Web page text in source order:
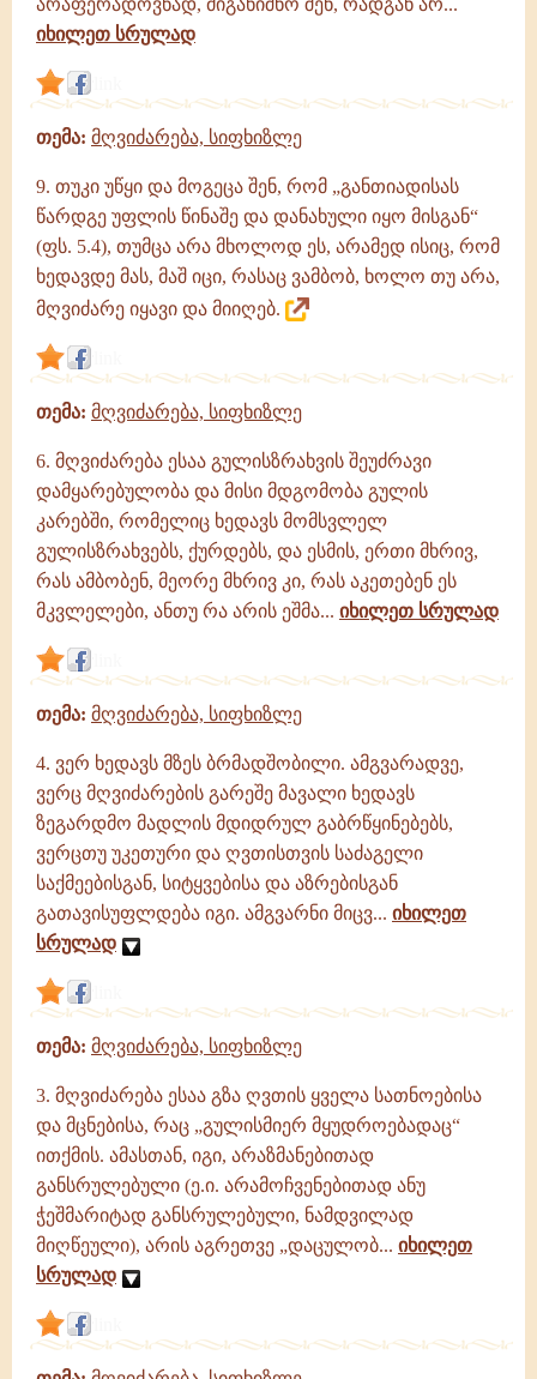
არაფერადოვნად, მიგანიშნო შენ, რადგან არ...
იხილეთ სრულად
თემა: მღვიძარება, სიფხიზლე
9. თუკი უწყი და მოგეცა შენ, რომ „განთიადისას
წარდგე უფლის წინაშე და დანახული იყო მისგან“
(ფს. 5.4), თუმცა არა მხოლოდ ეს, არამედ ისიც, რომ
ხედავდე მას, მაშ იცი, რასაც ვამბობ, ხოლო თუ არა,
მღვიძარე იყავი და მიიღებ.
თემა: მღვიძარება, სიფხიზლე
6. მღვიძარება ესაა გულისზრახვის შეუძრავი
დამყარებულობა და მისი მდგომობა გულის
კარებში, რომელიც ხედავს მომსვლელ
გულისზრახვებს, ქურდებს, და ესმის, ერთი მხრივ,
რას ამბობენ, მეორე მხრივ კი, რას აკეთებენ ეს
მკვლელები, ანთუ რა არის ეშმა... იხილეთ სრულად
თემა: მღვიძარება, სიფხიზლე
4. ვერ ხედავს მზეს ბრმადშობილი. ამგვარადვე,
ვერც მღვიძარების გარეშე მავალი ხედავს
ზეგარდმო მადლის მდიდრულ გაბრწყინებებს,
ვერცთუ უკეთური და ღვთისთვის საძაგელი
საქმეებისგან, სიტყვებისა და აზრებისგან
გათავისუფლდება იგი. ამგვარნი მიცვ... იხილეთ
სრულად
თემა: მღვიძარება, სიფხიზლე
3. მღვიძარება ესაა გზა ღვთის ყველა სათნოებისა
და მცნებისა, რაც „გულისმიერ მყუდროებადაც“
ითქმის. ამასთან, იგი, არაზმანებითად
განსრულებული (ე.ი. არამოჩვენებითად ანუ
ჭეშმარიტად განსრულებული, ნამდვილად
მიღწეული), არის აგრეთვე „დაცულობ... იხილეთ
სრულად